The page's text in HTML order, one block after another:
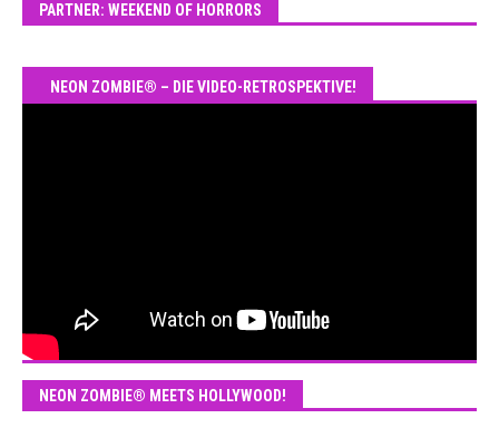
PARTNER: WEEKEND OF HORRORS
NEON ZOMBIE® – DIE VIDEO-RETROSPEKTIVE!
NEON ZOMBIE® MEETS HOLLYWOOD!